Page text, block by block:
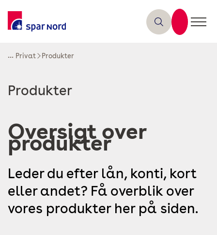
... Privat Produkter
Read
Produkter
Oversigt over
produkter
Leder du efter lån, konti, kort
eller andet? Få overblik over
vores produkter her på siden.